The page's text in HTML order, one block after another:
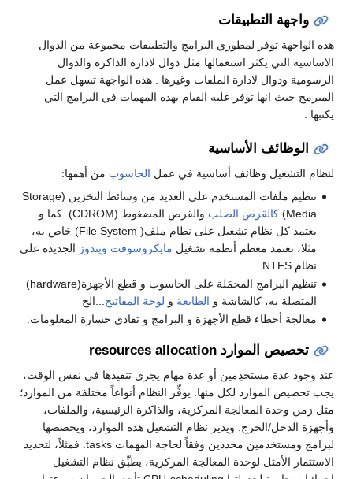
واجهة التطبيقات
هذه الواجهة توفر لمطوري البرامج والتطبيقات مجموعة من الدوال
الاساسية التي يكثر استعمالها مثل دوال لادارة الذاكرة والدوال
الرسومية ودوال لادارة الملفات وغيرها . هذه الواجهة تسهل عمل
المبرمج حيث انها توفر عليه القيام بهذه المهمات في البرامج التي
يكتبها .
الوظائف الأساسية
لنظام التشغيل وظائف أساسية في عمل الحاسوب من أهمها:
تنظيم ملفات المستخدم على العديد من وسائط التخزين (Storage
Media) كالقرص الصلب
والقرص المضغوط (CDROM). كما و
يعتمد كل نظام تشغيل على نظام ملف( File System) خاص به،
مثلا، تعتمد معظم أنظمة تشغيل مايكروسوفت ويندوز الجديدة على
نظام NTFS.
تنظيم البرامج المحمَلة على الحاسوب و قطع الأجهزة(hardware)
المتصلة به، كالشاشة و الطابعة و لوحة المفاتيح ...الخ
معالجة أخطاء قطع الأجهزة و البرامج و تفادي خسارة المعلومات.
تحصيص الموارد resources allocation
عند وجود عدة مستخدِمين أو عدة مهام يجري تنفيذها في نفس الوقت،
يجب تحصيص الموارد لكل منها. يوفِّر النظام أنواعاً مختلفة من الموارد؛
مثل زمن وحدة المعالجة المركزية، والذاكرة الرئيسية، والملفات،
وأجهزة الدخل/الخرج. ويدير نظام التشغيل هذه الموارد، ويخصصها
لبرامج ومستخدمين محددين وفقاً لحاجة المهمات tasks. فمثلاً، لتحديد
الاستثمار الأمثل لوحدة المعالجة المركزية، يطبِّق نظام التشغيل